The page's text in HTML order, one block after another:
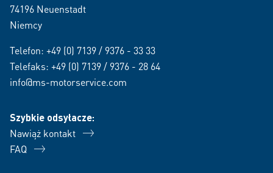
74196 Neuenstadt
Niemcy
Telefon: +49 (0) 7139 / 9376 - 33 33
Telefaks: +49 (0) 7139 / 9376 - 28 64
info@ms-motorservice.com
Szybkie odsyłacze:
Nawiąż kontakt
FAQ